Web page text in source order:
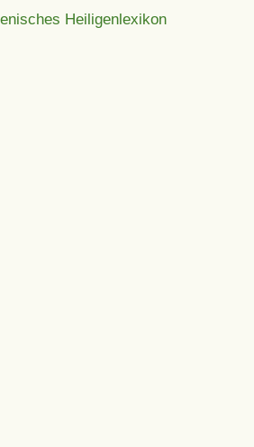
Heiligenlexikon